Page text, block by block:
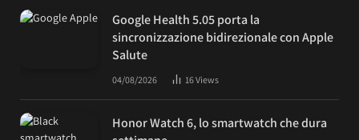
Google Health 5.05 porta la
sincronizzazione bidirezionale con Apple
Salute
04/08/2026 16Views
Honor Watch 6, lo smartwatch che dura